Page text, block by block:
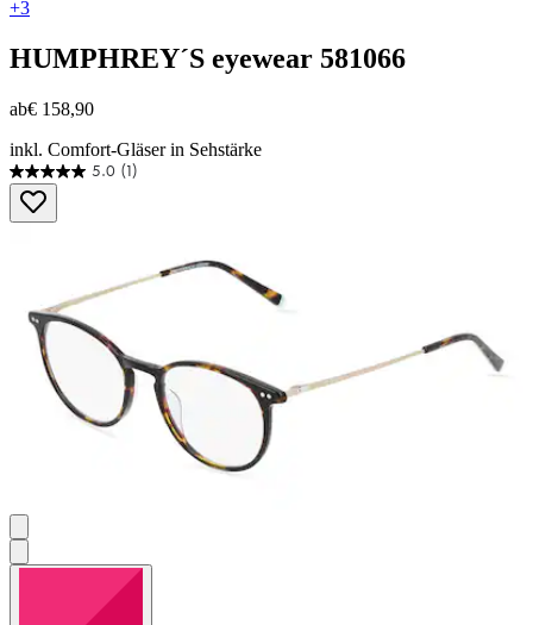
+3
HUMPHREY´S eyewear 581066
ab€ 158,90
inkl. Comfort-Gläser in Sehstärke
5.0 (1)
5.0
von
5
Bewertung